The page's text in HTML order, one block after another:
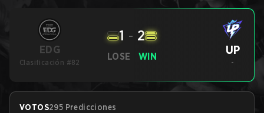
EDG
Clasificación #82
LOSE
1 - 2
WIN UP
-
VOTOS295 Predicciones